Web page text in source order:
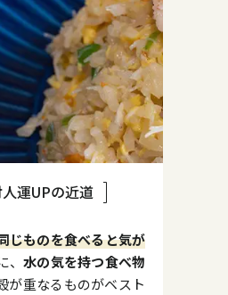
運UPの近道
じものを食べると気が
、水の気を持つ食べ物
が重なるものがベスト